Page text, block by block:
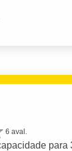
6 aval.
para